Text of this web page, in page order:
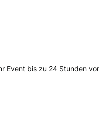
Event bis zu 24 Stunden